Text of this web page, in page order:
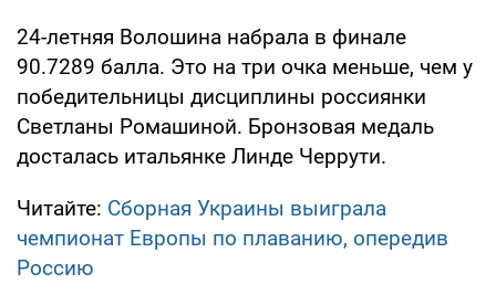
24-летняя Волошина набрала в финале
90.7289 балла. Это на три очка меньше, чем у
победительницы дисциплины россиянки
Светланы Ромашиной. Бронзовая медаль
досталась итальянке Линде Черрути.
Читайте: Сборная Украины выиграла
чемпионат Европы по плаванию, опередив
Россию